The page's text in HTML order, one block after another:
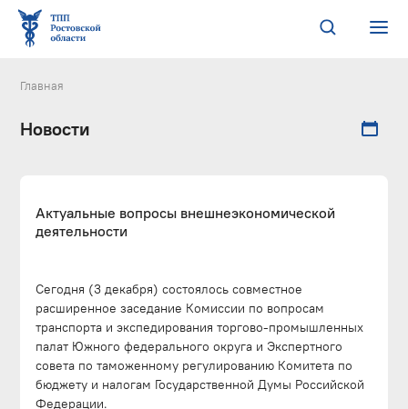
Главная
Новости
Актуальные вопросы внешнеэкономической
деятельности
Сегодня (3 декабря) состоялось совместное
расширенное заседание Комиссии по вопросам
транспорта и экспедирования торгово-промышленных
палат Южного федерального округа и Экспертного
совета по таможенному регулированию Комитета по
бюджету и налогам Государственной Думы Российской
Федерации.